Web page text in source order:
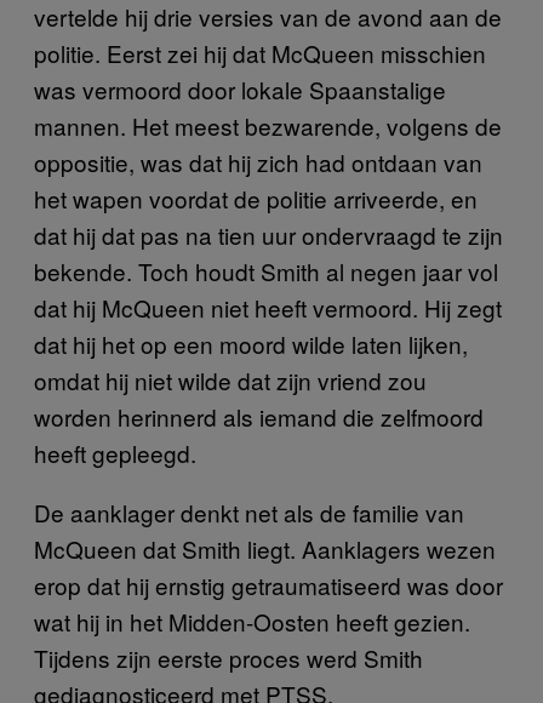
vertelde hij drie versies van de avond aan de
politie. Eerst zei hij dat McQueen misschien
was vermoord door lokale Spaanstalige
mannen. Het meest bezwarende, volgens de
oppositie, was dat hij zich had ontdaan van
het wapen voordat de politie arriveerde, en
dat hij dat pas na tien uur ondervraagd te zijn
bekende. Toch houdt Smith al negen jaar vol
dat hij McQueen niet heeft vermoord. Hij zegt
dat hij het op een moord wilde laten lijken,
omdat hij niet wilde dat zijn vriend zou
worden herinnerd als iemand die zelfmoord
heeft gepleegd.
De aanklager denkt net als de familie van
McQueen dat Smith liegt. Aanklagers wezen
erop dat hij ernstig getraumatiseerd was door
wat hij in het Midden-Oosten heeft gezien.
Tijdens zijn eerste proces werd Smith
gediagnosticeerd met PTSS.